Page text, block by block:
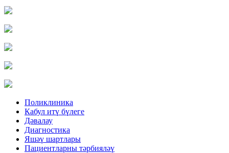
Поликлиника
Кабул итү бүлеге
Дәвалау
Диагностика
Яшәү шартлары
Пациентларны тәрбияләү